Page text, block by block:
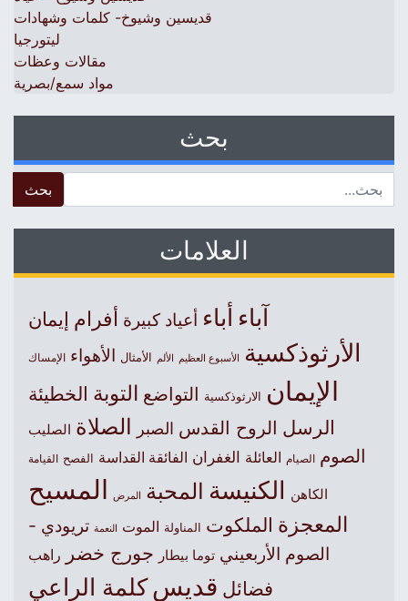
قديسين وشيوخ- كلمات وشهادات
ليتورجيا
مقالات وعظات
مواد سمع/بصرية
بحث
العلامات
آباءأباء أعياد كبيرة أفرام إيمان
الأرثوذكسية الأسبوع العظيم الألم الأمثال الأهواء الإمساك
الإيمان الارثوذكسية التواضع التوبة الخطيئة
الرسل الروح القدس الصبر الصلاة الصليب
الصوم الصيام العائلة الغفران الفائقة القداسة الفصح القيامة
الكاهن الكنيسةالمحبة المرض المسيح
المعجزة الملكوت المناولة الموت النعمة تريودي -
الصوم الأربعيني توما بيطار جورج خضر راهب
فضائل قديس كلمة الراعي